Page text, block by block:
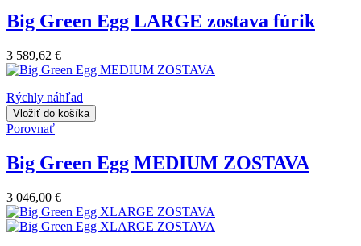
Big Green Egg LARGE zostava fúrik
3 589,62 €
Rýchly náhľad
Vložiť do košíka
Porovnať
Big Green Egg MEDIUM ZOSTAVA
3 046,00 €